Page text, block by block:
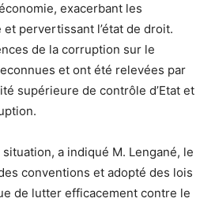
exacerbant les
pervertissant l’état de droit.
de la corruption sur le
et ont été relevées par
supérieure de contrôle d’Etat et
a indiqué M. Lengané, le
conventions et adopté des lois
de lutter efficacement contre le